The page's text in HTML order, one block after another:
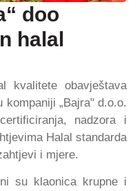
doo
halal
kvalitete obavještava
„Bajra" d.o.o.
nadzora i
Halal standarda
i mjere.
su klaonica krupne i